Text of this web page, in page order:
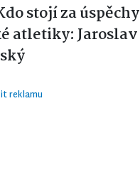
stojí za úspěchy
atletiky: Jaroslav
reklamu